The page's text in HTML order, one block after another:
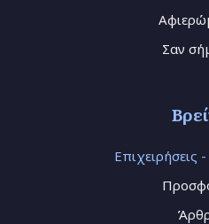
Σαν
Επιχειρήσεις